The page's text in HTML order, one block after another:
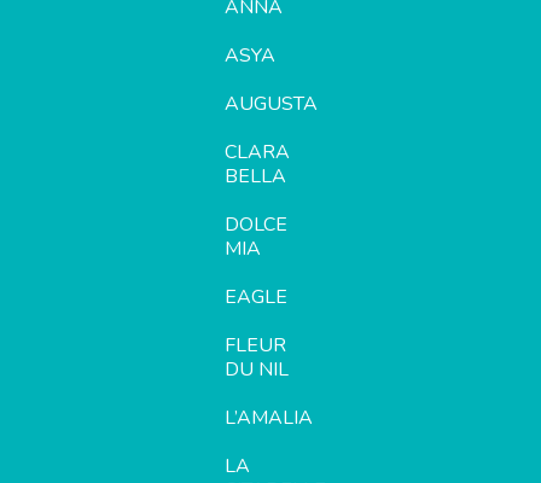
ANNA
ASYA
AUGUSTA
CLARA
BELLA
DOLCE
MIA
EAGLE
FLEUR
DU NIL
L’AMALIA
LA